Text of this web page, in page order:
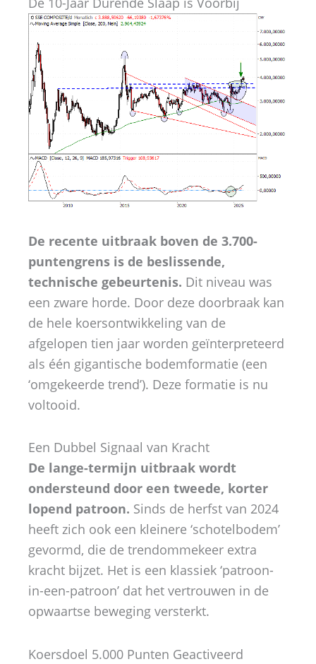
De recente uitbraak boven de 3.700-
puntengrens is de beslissende,
technische gebeurtenis. Dit niveau was
een zware horde. Door deze doorbraak kan
de hele koersontwikkeling van de
afgelopen tien jaar worden geïnterpreteerd
als één gigantische bodemformatie (een
‘omgekeerde trend’). Deze formatie is nu
voltooid.
Een Dubbel Signaal van Kracht
De lange-termijn uitbraak wordt
ondersteund door een tweede, korter
lopend patroon. Sinds de herfst van 2024
heeft zich ook een kleinere ‘schotelbodem’
gevormd, die de trendommekeer extra
kracht bijzet. Het is een klassiek ‘patroon-
in-een-patroon’ dat het vertrouwen in de
opwaartse beweging versterkt.
Koersdoel 5.000 Punten Geactiveerd